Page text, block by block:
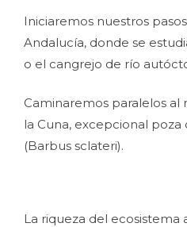
Iniciaremos nuestros
Andalucía, donde se
o el cangrejo de río
Caminaremos paralelos al
la Cuna, excepcional
(Barbus sclateri).
La riqueza del